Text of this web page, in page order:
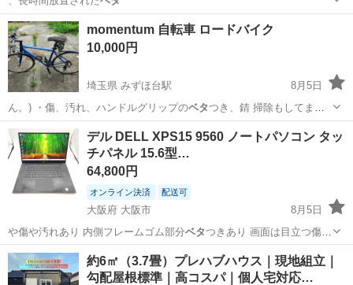
東京 調布市 キッチン家電 食洗機
momentum 自転車 ロードバイク
10,000円
埼玉県 みずほ台駅
8月5日
ん。) ・傷、汚れ、ハンドルグリップのベタつき、錆 掃除もしてませ
んし、…
埼玉 富士見市
デル DELL XPS15 9560 ノートパソコン タッ
チパネル 15.6型…
64,800円
オンライン決済 配送可
大阪府 大阪市
8月5日
や傷や汚れあり 内側フレームゴム部分ベタつきあり 画面は目立つ傷・
色褪せなし…
大阪 大阪市 ノートパソコン Windows
約6㎡（3.7畳）プレハブハウス｜現地組立｜
勾配屋根標準｜高コスパ｜個人宅対応…